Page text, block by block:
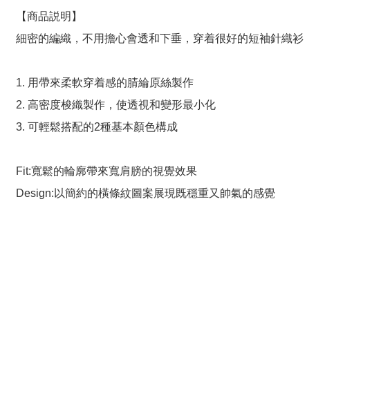
【商品説明】
細密的編織，不用擔心會透和下垂，穿着很好的短袖針織衫
1. 用帶來柔軟穿着感的腈綸原絲製作
2. 高密度梭織製作，使透視和變形最小化
3. 可輕鬆搭配的2種基本顏色構成
Fit:寬鬆的輪廓帶來寬肩膀的視覺效果
Design:以簡約的橫條紋圖案展現既穩重又帥氣的感覺